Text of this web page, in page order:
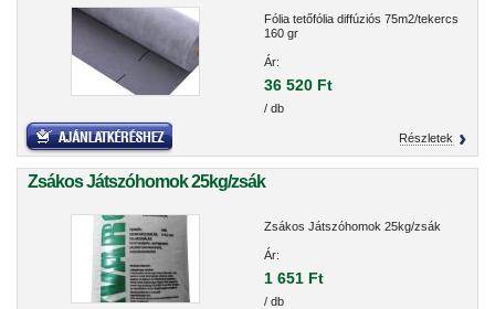
Fólia tetőfólia diffúziós 75m2/tekercs
160 gr
Ár:
36 520 Ft
/ db
Részletek
Zsákos Játszóhomok 25kg/zsák
Zsákos Játszóhomok 25kg/zsák
Ár:
1 651 Ft
/ db